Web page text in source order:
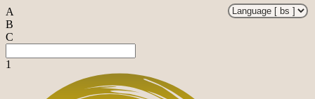
A
B
C
1